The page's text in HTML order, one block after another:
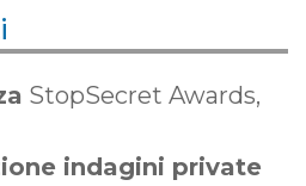
StopSecret Awards,
indagini private